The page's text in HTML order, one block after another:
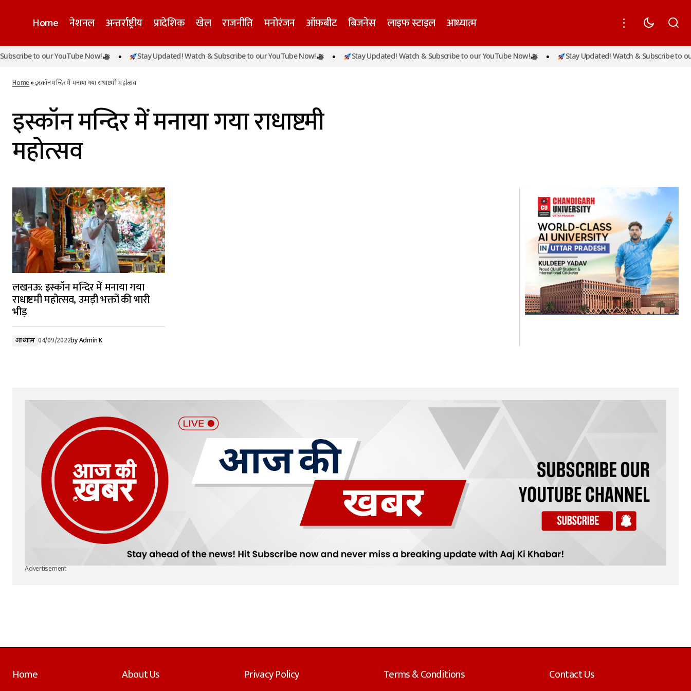
Home नेशनल अन्तर्राष्ट्रीय प्रादेशिक खेल राजनीति मनोरंजन ऑफ़बीट बिजनेस लाइफ स्टाइल आध्यात्म
to our YouTube Now! Stay Updated! Watch & Subscribe to our YouTube Now! Stay Updated! Watch & Subscribe to our YouTube Now! Stay Updated! Watch & Subscribe to our
Home»इस्कॉन मन्दिर में मनाया गया राधाष्टमी महोत्सव
इस्कॉन मन्दिर में मनाया गया राधाष्टमी
महोत्सव
लखनऊ: इस्कॉन मन्दिर में मनाया गया
राधाष्टमी महोत्सव, उमड़ी भक्तों की भारी
भीड़
आध्यात्म 04/09/2022byAdmin K
Advertisement
Home About Us Privacy Policy Terms & Conditions Contact Us